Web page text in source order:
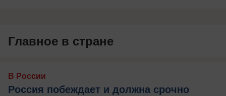
Главное в стране
В России
Россия побеждает и должна срочно